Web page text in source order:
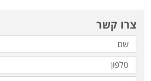
צרו קשר